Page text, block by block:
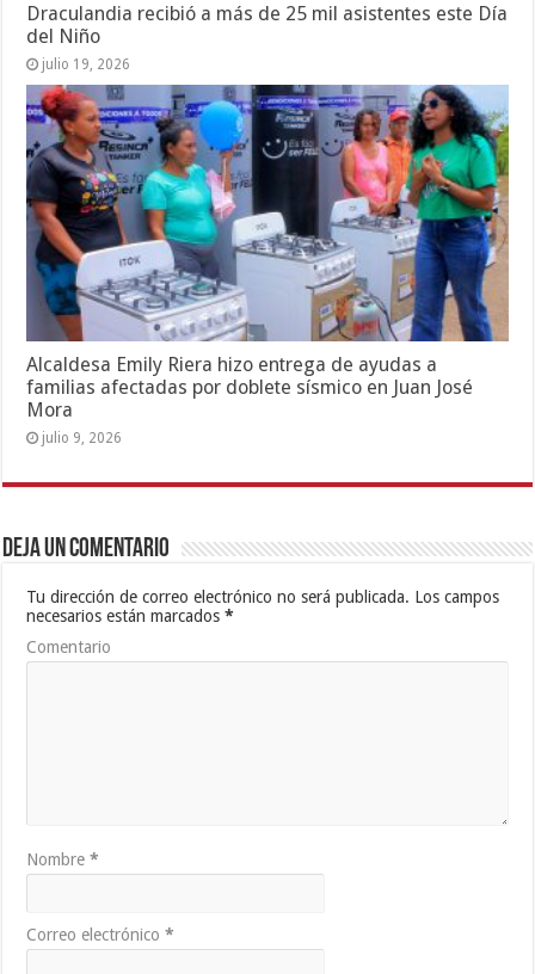
Draculandia recibió a más de 25 mil asistentes este Día
del Niño
julio 19, 2026
Alcaldesa Emily Riera hizo entrega de ayudas a
familias afectadas por doblete sísmico en Juan José
Mora
julio 9, 2026
Deja un comentario
Tu dirección de correo electrónico no será publicada. Los campos
necesarios están marcados*
Comentario
Nombre*
Correo electrónico*